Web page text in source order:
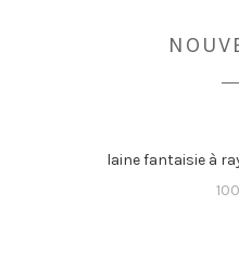
laine fantaisie à